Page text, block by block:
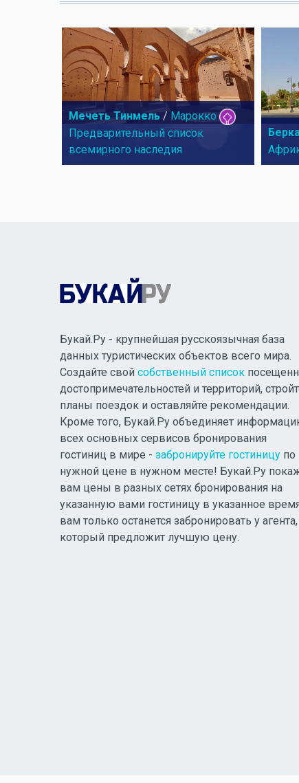
Мечеть Тинмель / Марокко
Предварительный список
всемирного наследия
Букай.Ру - крупнейшая русскоязычная база
данных туристических объектов всего мира.
Создайте свой собственный список
достопримечательностей и территорий,
планы поездок и оставляйте рекомендации.
Кроме того, Букай.Ру объединяет
всех основных сервисов бронирования
гостиниц в мире - забронируйте гостиницу по
нужной цене в нужном месте! Букай.Ру
вам цены в разных сетях бронирования на
указанную вами гостиницу в указанное
вам только останется забронировать у агента,
который предложит лучшую цену.